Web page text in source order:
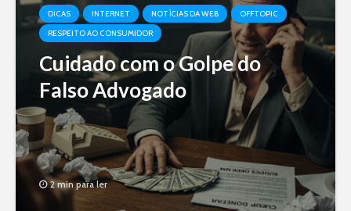
DICAS INTERNET NOTÍCIAS DA WEB
OFFTOPIC
RESPEITO AO CONSUMIDOR
Cuidado com o Golpe do
Falso Advogado
2 min para ler